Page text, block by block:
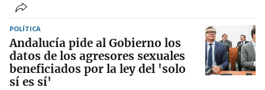
POLÍTICA
Andalucía pide al Gobierno los
datos de los agresores sexuales
beneficiados por la ley del 'solo
sí es sí'